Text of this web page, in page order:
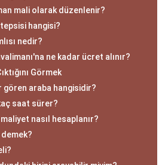
mali olarak düzenlenir?
hangisi?
nedir?
ne kadar ücret alınır?
Görmek
gören araba hangisidir?
saat sürer?
nasıl hesaplanır?